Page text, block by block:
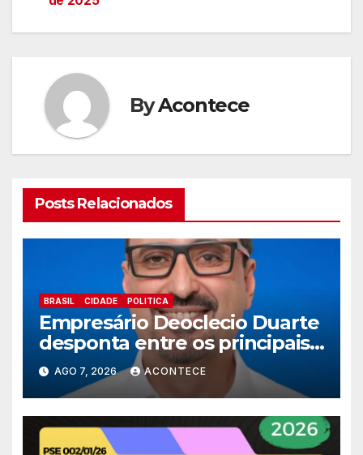
ByAcontece
Posts Relacionados
BRASIL CIDADE POLITICA
Empresário Deoclecio Duarte
desponta entre os principais
nomes do União Brasil para
deputado estadual
AGO 7, 2026 ACONTECE